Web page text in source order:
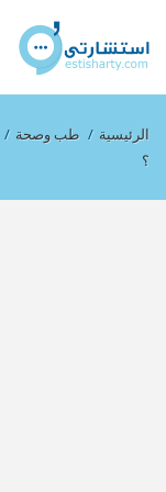
الرئيسية / طب وصحة /
؟